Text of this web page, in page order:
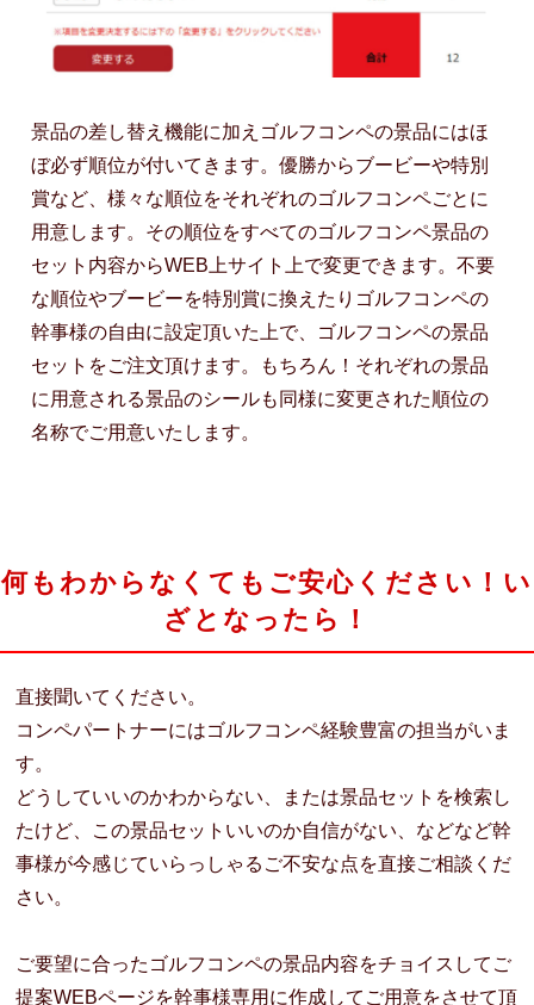
景品の差し替え機能に加えゴルフコンペの景品にはほ
ぼ必ず順位が付いてきます。優勝からブービーや特別
賞など、様々な順位をそれぞれのゴルフコンペごとに
用意します。その順位をすべてのゴルフコンペ景品の
セット内容からWEB上サイト上で変更できます。不要
な順位やブービーを特別賞に換えたりゴルフコンペの
幹事様の自由に設定頂いた上で、ゴルフコンペの景品
セットをご注文頂けます。もちろん！それぞれの景品
に用意される景品のシールも同様に変更された順位の
名称でご用意いたします。
何もわからなくてもご安心ください！い
ざとなったら！
直接聞いてください。
コンペパートナーにはゴルフコンペ経験豊富の担当がいま
す。
どうしていいのかわからない、または景品セットを検索し
たけど、この景品セットいいのか自信がない、などなど幹
事様が今感じていらっしゃるご不安な点を直接ご相談くだ
さい。
ご要望に合ったゴルフコンペの景品内容をチョイスしてご
提案WEBページを幹事様専用に作成してご用意をさせて頂